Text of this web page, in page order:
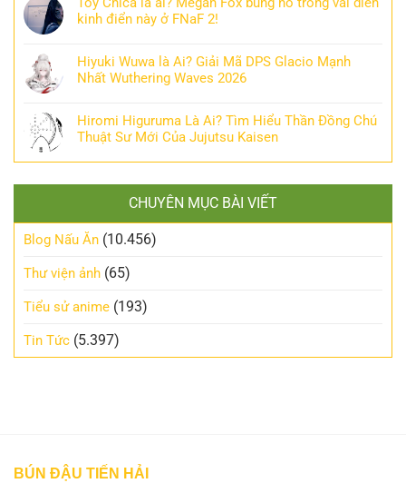
kinh điển này ở FNaF 2!
Hiyuki Wuwa là Ai? Giải Mã DPS Glacio Mạnh
Nhất Wuthering Waves 2026
Hiromi Higuruma Là Ai? Tìm Hiểu Thần Đồng Chú
Thuật Sư Mới Của Jujutsu Kaisen
CHUYÊN MỤC BÀI VIẾT
Blog Nấu Ăn (10.456)
Thư viện ảnh (65)
Tiểu sử anime (193)
Tin Tức (5.397)
BÚN ĐẬU TIẾN HẢI